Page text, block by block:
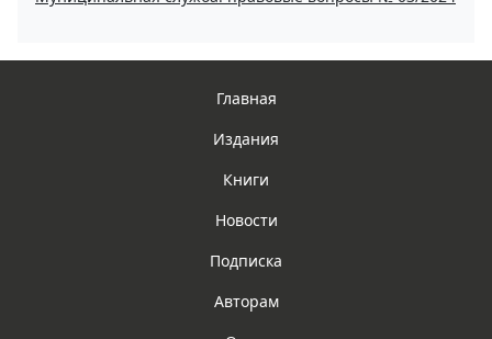
Главная
Издания
Книги
Новости
Подписка
Авторам